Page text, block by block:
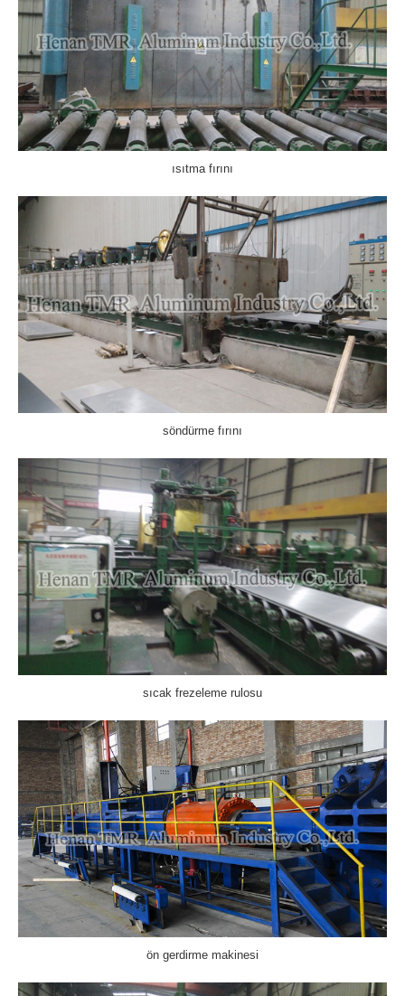
ısıtma fırını
söndürme fırını
sıcak frezeleme rulosu
ön gerdirme makinesi